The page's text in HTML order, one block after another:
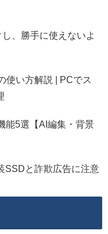
、勝手に使えないよ
使い方解説 | PCでス
能5選【AI編集・背景
SSDと詐欺広告に注意